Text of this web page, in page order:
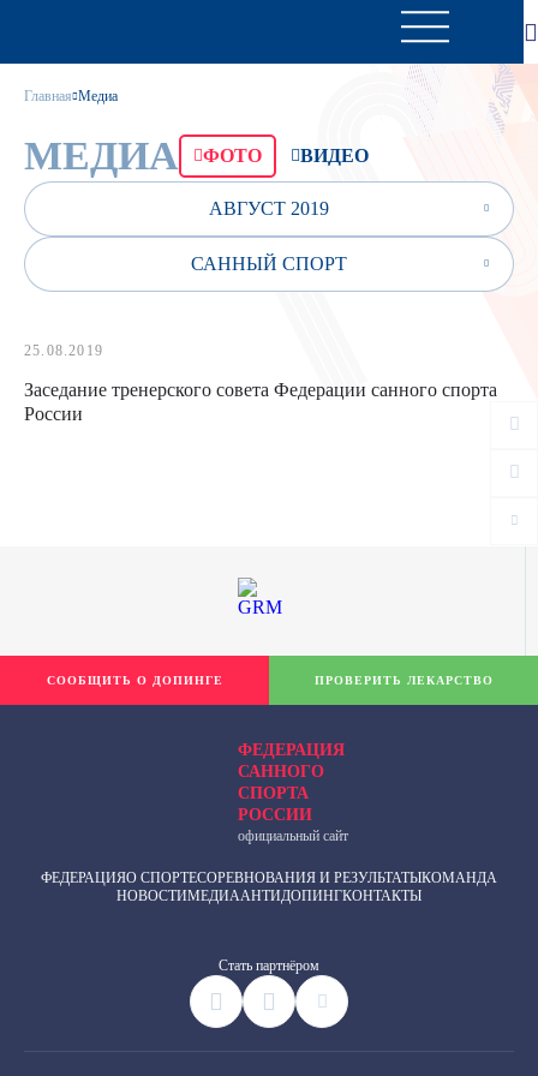
Главная Медиа
МЕДИА ФОТО ВИДЕО
АВГУСТ 2019
САННЫЙ СПОРТ
25.08.2019
Заседание тренерского совета Федерации санного спорта
России
ФЕДЕРАЦИЯ
САННОГО
СПОРТА
РОССИИ
официальный сайт
ФЕДЕРАЦИЯО СПОРТЕСОРЕВНОВАНИЯ И РЕЗУЛЬТАТЫКОМАНДА
НОВОСТИМЕДИААНТИДОПИНГКОНТАКТЫ
Cтать партнёром
СООБЩИТЬ О ДОПИНГЕ ПРОВЕРИТЬ ЛЕКАРСТВО